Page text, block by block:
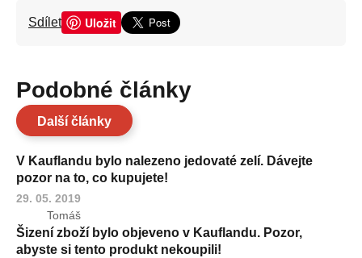
Sdílet Uložit
Podobné články
Další články
V Kauflandu bylo nalezeno jedovaté zelí. Dávejte
pozor na to, co kupujete!
29. 05. 2019
Tomáš
Šizení zboží bylo objeveno v Kauflandu. Pozor,
abyste si tento produkt nekoupili!